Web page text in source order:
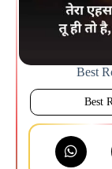
Best
Best